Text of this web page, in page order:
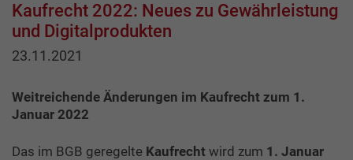
Kaufrecht 2022: Neues zu Gewährleistung
und Digitalprodukten
23.11.2021
Weitreichende Änderungen im Kaufrecht zum 1.
Januar 2022
Das im BGB geregelte Kaufrecht wird zum 1. Januar